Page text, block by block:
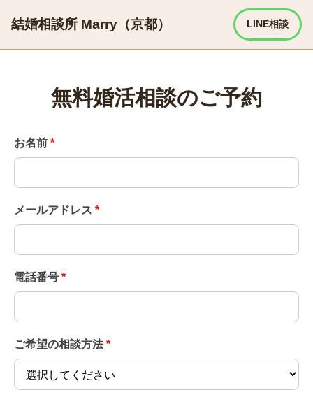
結婚相談所 Marry（京都） LINE相談
無料婚活相談のご予約
お名前 *
メールアドレス *
電話番号 *
ご希望の相談方法*